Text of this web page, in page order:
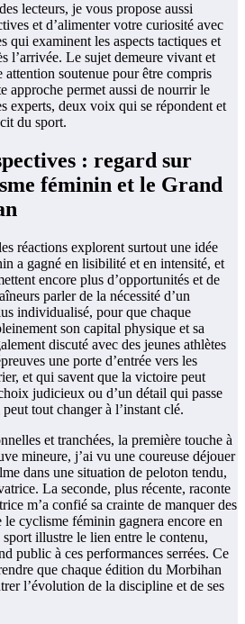
lecteurs, je vous propose aussi
et d’alimenter votre curiosité avec
qui examinent les aspects tactiques et
l’arrivée. Le sujet demeure vivant et
soutenue pour être compris
approche permet aussi de nourrir le
experts, deux voix qui se répondent et
du sport.
: regard sur
féminin et le Grand
réactions explorent surtout une idée
a gagné en lisibilité et en intensité, et
encore plus d’opportunités et de
parler de la nécessité d’un
individualisé, pour que chaque
son capital physique et sa
discuté avec des jeunes athlètes
une porte d’entrée vers les
et qui savent que la victoire peut
judicieux ou d’un détail qui passe
tout changer à l’instant clé.
et tranchées, la première touche à
mineure, j’ai vu une coureuse déjouer
dans une situation de peloton tendu,
La seconde, plus récente, raconte
m’a confié sa crainte de manquer des
le cyclisme féminin gagnera encore en
illustre le lien entre le contenu,
public à ces performances serrées. Ce
que chaque édition du Morbihan
l’évolution de la discipline et de ses